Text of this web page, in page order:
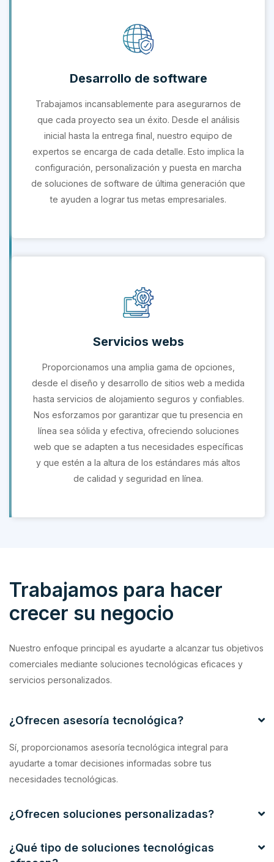
Desarrollo de software
Trabajamos incansablemente para asegurarnos de
que cada proyecto sea un éxito. Desde el análisis
inicial hasta la entrega final, nuestro equipo de
expertos se encarga de cada detalle. Esto implica la
configuración, personalización y puesta en marcha
de soluciones de software de última generación que
te ayuden a lograr tus metas empresariales.
Servicios webs
Proporcionamos una amplia gama de opciones,
desde el diseño y desarrollo de sitios web a medida
hasta servicios de alojamiento seguros y confiables.
Nos esforzamos por garantizar que tu presencia en
línea sea sólida y efectiva, ofreciendo soluciones
web que se adapten a tus necesidades específicas
y que estén a la altura de los estándares más altos
de calidad y seguridad en línea.
Trabajamos para hacer
crecer su negocio
Nuestro enfoque principal es ayudarte a alcanzar tus objetivos
comerciales mediante soluciones tecnológicas eficaces y
servicios personalizados.
¿Ofrecen asesoría tecnológica?
Sí, proporcionamos asesoría tecnológica integral para
ayudarte a tomar decisiones informadas sobre tus
necesidades tecnológicas.
¿Ofrecen soluciones personalizadas?
¿Qué tipo de soluciones tecnológicas